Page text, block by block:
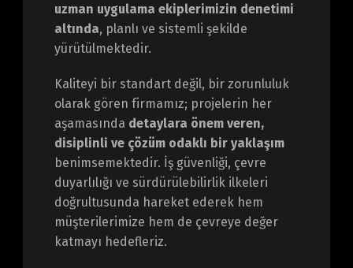
uzman uygulama ekiplerimizin denetimi
altında, planlı ve sistemli şekilde
yürütülmektedir.
Kaliteyi bir standart değil, bir zorunluluk
olarak gören firmamız; projelerin her
aşamasında detaylara önem veren,
disiplinli ve çözüm odaklı bir yaklaşım
benimsemektedir. İş güvenliği, çevre
duyarlılığı ve sürdürülebilirlik ilkeleri
doğrultusunda hareket ederek hem
müşterilerimize hem de çevreye değer
katmayı hedefleriz.